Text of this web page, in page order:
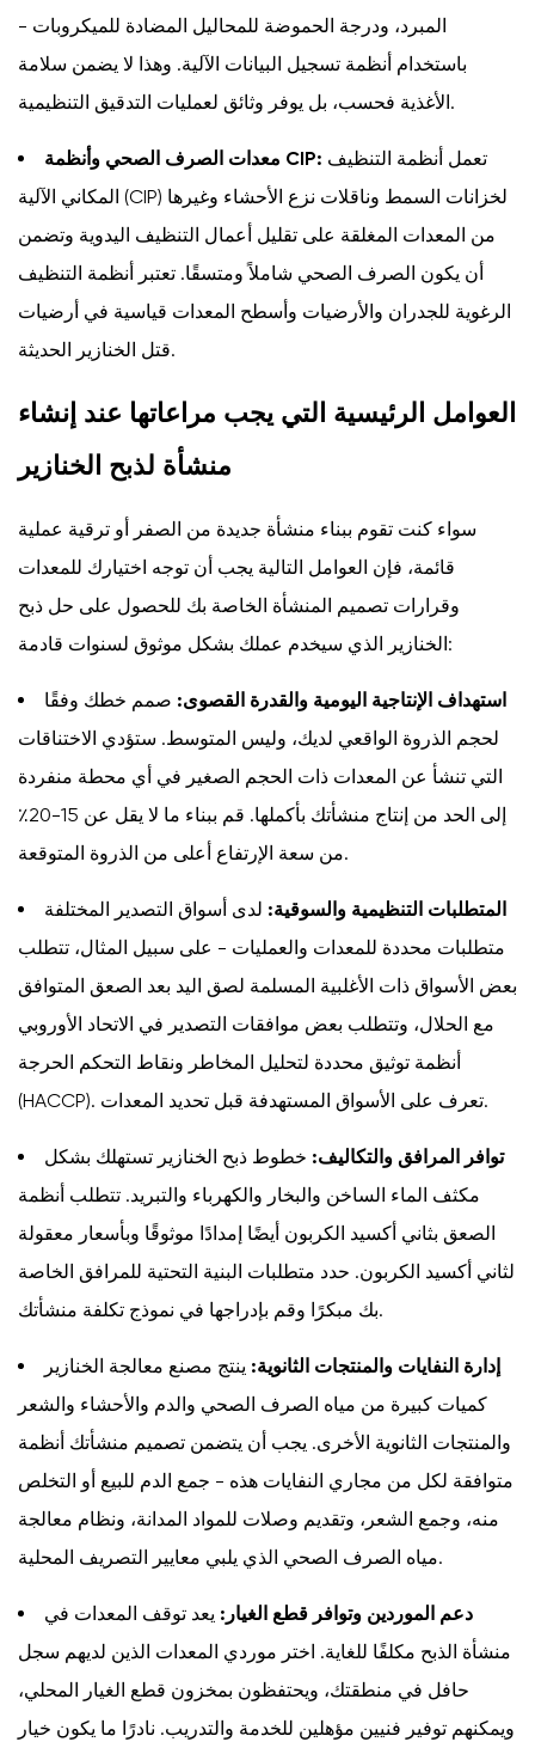
المبرد، ودرجة الحموضة للمحاليل المضادة للميكروبات -
باستخدام أنظمة تسجيل البيانات الآلية. وهذا لا يضمن سلامة
الأغذية فحسب، بل يوفر وثائق لعمليات التدقيق التنظيمية.
معدات الصرف الصحي وأنظمة CIP: تعمل أنظمة التنظيف
المكاني الآلية (CIP) لخزانات السمط وناقلات نزع الأحشاء وغيرها
من المعدات المغلقة على تقليل أعمال التنظيف اليدوية وتضمن
أن يكون الصرف الصحي شاملاً ومتسقًا. تعتبر أنظمة التنظيف
الرغوية للجدران والأرضيات وأسطح المعدات قياسية في أرضيات
قتل الخنازير الحديثة.
العوامل الرئيسية التي يجب مراعاتها عند إنشاء
منشأة لذبح الخنازير
سواء كنت تقوم ببناء منشأة جديدة من الصفر أو ترقية عملية
قائمة، فإن العوامل التالية يجب أن توجه اختيارك للمعدات
وقرارات تصميم المنشأة الخاصة بك للحصول على حل ذبح
الخنازير الذي سيخدم عملك بشكل موثوق لسنوات قادمة:
استهداف الإنتاجية اليومية والقدرة القصوى: صمم خطك وفقًا
لحجم الذروة الواقعي لديك، وليس المتوسط. ستؤدي الاختناقات
التي تنشأ عن المعدات ذات الحجم الصغير في أي محطة منفردة
إلى الحد من إنتاج منشأتك بأكملها. قم ببناء ما لا يقل عن 15-20٪
من سعة الإرتفاع أعلى من الذروة المتوقعة.
المتطلبات التنظيمية والسوقية: لدى أسواق التصدير المختلفة
متطلبات محددة للمعدات والعمليات - على سبيل المثال، تتطلب
بعض الأسواق ذات الأغلبية المسلمة لصق اليد بعد الصعق المتوافق
مع الحلال، وتتطلب بعض موافقات التصدير في الاتحاد الأوروبي
أنظمة توثيق محددة لتحليل المخاطر ونقاط التحكم الحرجة
(HACCP). تعرف على الأسواق المستهدفة قبل تحديد المعدات.
توافر المرافق والتكاليف: خطوط ذبح الخنازير تستهلك بشكل
مكثف الماء الساخن والبخار والكهرباء والتبريد. تتطلب أنظمة
الصعق بثاني أكسيد الكربون أيضًا إمدادًا موثوقًا وبأسعار معقولة
لثاني أكسيد الكربون. حدد متطلبات البنية التحتية للمرافق الخاصة
بك مبكرًا وقم بإدراجها في نموذج تكلفة منشأتك.
إدارة النفايات والمنتجات الثانوية: ينتج مصنع معالجة الخنازير
كميات كبيرة من مياه الصرف الصحي والدم والأحشاء والشعر
والمنتجات الثانوية الأخرى. يجب أن يتضمن تصميم منشأتك أنظمة
متوافقة لكل من مجاري النفايات هذه - جمع الدم للبيع أو التخلص
منه، وجمع الشعر، وتقديم وصلات للمواد المدانة، ونظام معالجة
مياه الصرف الصحي الذي يلبي معايير التصريف المحلية.
دعم الموردين وتوافر قطع الغيار: يعد توقف المعدات في
منشأة الذبح مكلفًا للغاية. اختر موردي المعدات الذين لديهم سجل
حافل في منطقتك، ويحتفظون بمخزون قطع الغيار المحلي،
ويمكنهم توفير فنيين مؤهلين للخدمة والتدريب. نادرًا ما يكون خيار